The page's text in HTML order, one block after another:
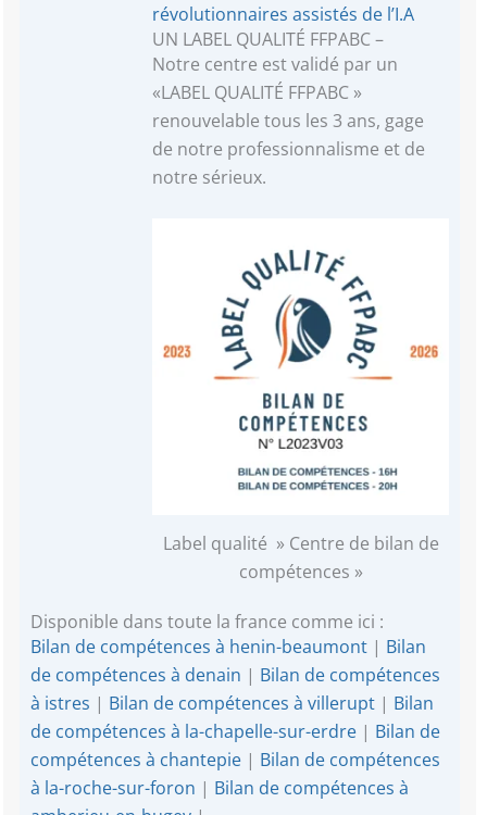
révolutionnaires assistés de l’I.A
UN LABEL QUALITÉ FFPABC –
Notre centre est validé par un
«LABEL QUALITÉ FFPABC »
renouvelable tous les 3 ans, gage
de notre professionnalisme et de
notre sérieux.
Label qualité » Centre de bilan de
compétences »
Disponible dans toute la france comme ici :
Bilan de compétences à henin-beaumont | Bilan
de compétences à denain | Bilan de compétences
à istres | Bilan de compétences à villerupt | Bilan
de compétences à la-chapelle-sur-erdre | Bilan de
compétences à chantepie | Bilan de compétences
à la-roche-sur-foron | Bilan de compétences à